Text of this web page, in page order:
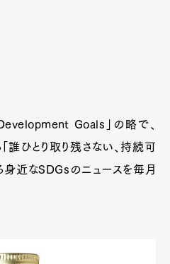
Goals」の略で、
誰ひとり取り残さない、持続可
身近なSDGsのニュースを毎月